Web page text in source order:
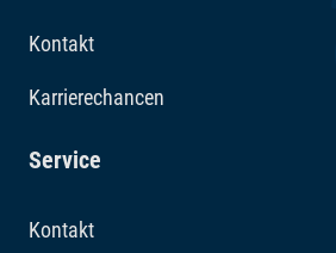
Kontakt
Karrierechancen
Service
Kontakt